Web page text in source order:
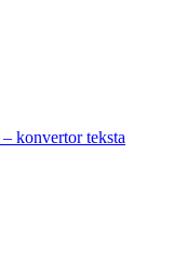
konvertor teksta